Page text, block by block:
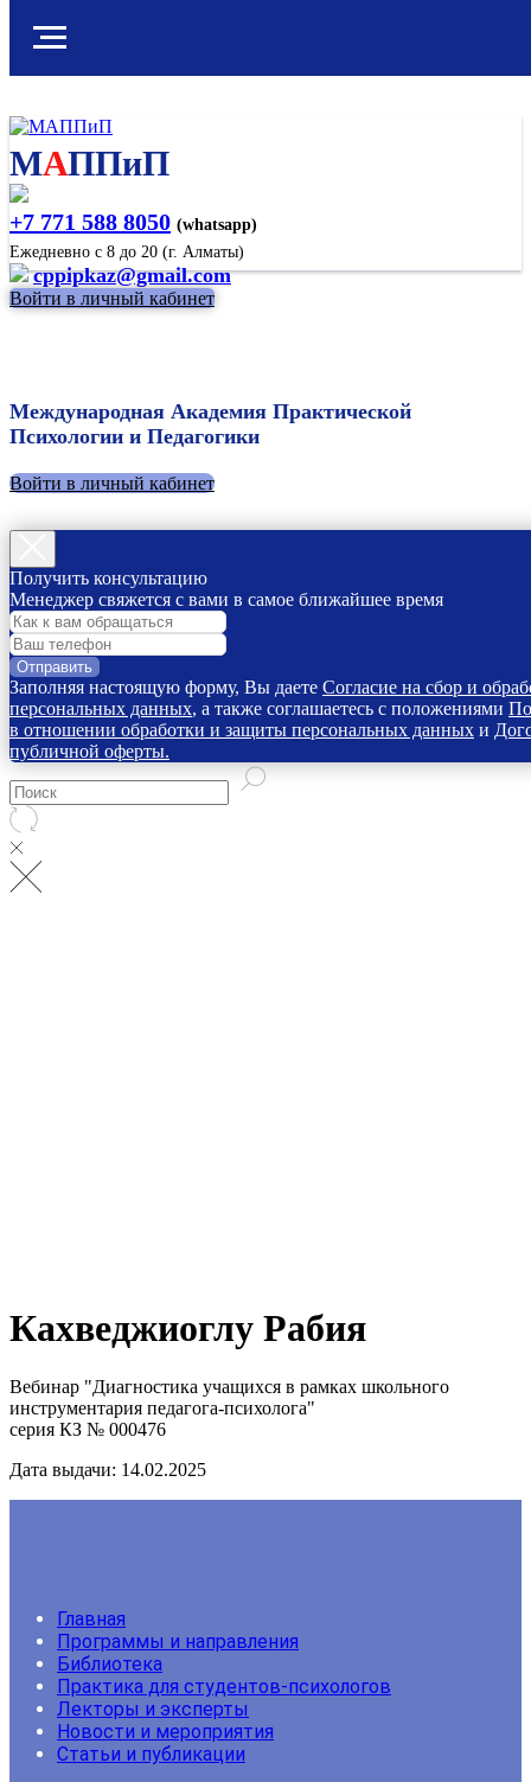
МАППиП
+7 771 588 8050 (whatsapp)
Ежедневно с 8 до 20 (г. Алматы)
cppipkaz@gmail.com
Войти в личный кабинет
Международная Академия Практической
Психологии и Педагогики
Войти в личный кабинет
Получить консультацию
Менеджер свяжется с вами в самое ближайшее время
Отправить
Заполняя настоящую форму, Вы даете Согласие на сбор и
персональных данных, а также соглашаетесь с положениями
в отношении обработки и защиты персональных данных и
публичной оферты.
Кахведжиоглу Рабия
Вебинар "Диагностика учащихся в рамках школьного
инструментария педагога-психолога"
серия КЗ № 000476
Дата выдачи: 14.02.2025
Главная
Программы и направления
Библиотека
Практика для студентов-психологов
Лекторы и эксперты
Новости и мероприятия
Статьи и публикации